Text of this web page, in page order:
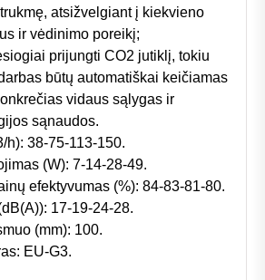
atsižvelgiant į kiekvieno
ir vėdinimo poreikį;
prijungti CO2 jutiklį, tokiu
būtų automatiškai keičiamas
vidaus sąlygas ir
sąnaudos.
h): 38-75-113-150.
(W): 7-14-28-49.
efektyvumas (%): 84-83-81-80.
17-19-24-28.
(mm): 100.
EU-G3.